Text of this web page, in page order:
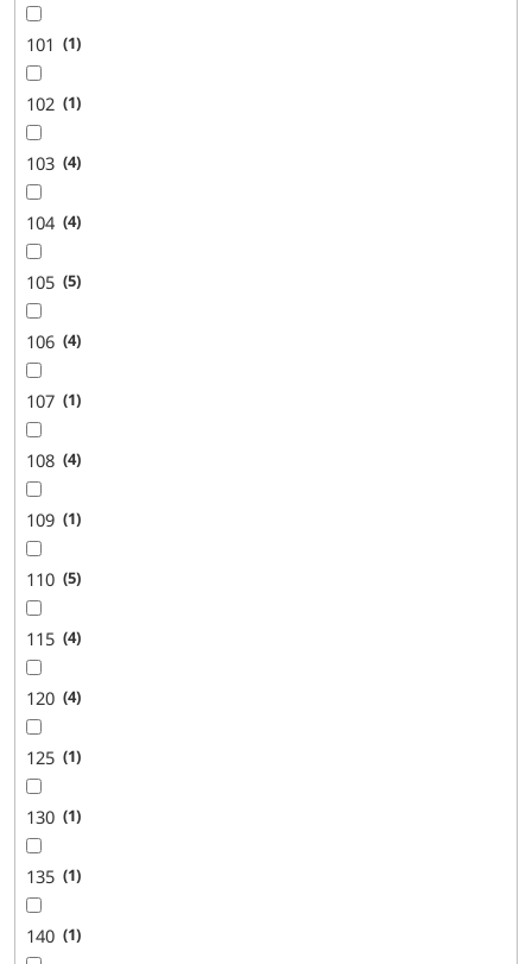
101 1
102 1
103 4
104 4
105 5
106 4
107 1
108 4
109 1
110 5
115 4
120 4
125 1
130 1
135 1
140 1